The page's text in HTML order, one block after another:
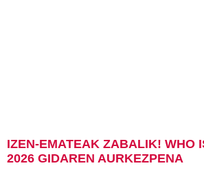
IZEN-EMATEAK ZABALIK! WHO
2026 GIDAREN AURKEZPENA